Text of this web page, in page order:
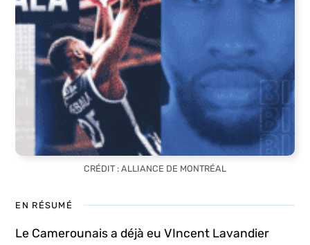
CRÉDIT : ALLIANCE DE MONTRÉAL
EN RÉSUMÉ
Le Camerounais a déjà eu VIncent Lavandier